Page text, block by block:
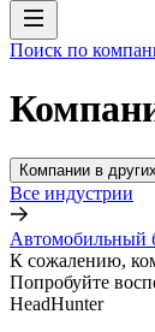
Поиск по
Компании в
Все индустрии
Автомобильный
К сожалению,
Попробуйте
HeadHunter